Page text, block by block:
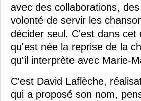
avec des collaborations,
volonté de servir les
décider seul. C'est dans cet
qu'est née la reprise de la
qu'il interprète avec Marie-
C'est David Laflèche,
qui a proposé son nom,